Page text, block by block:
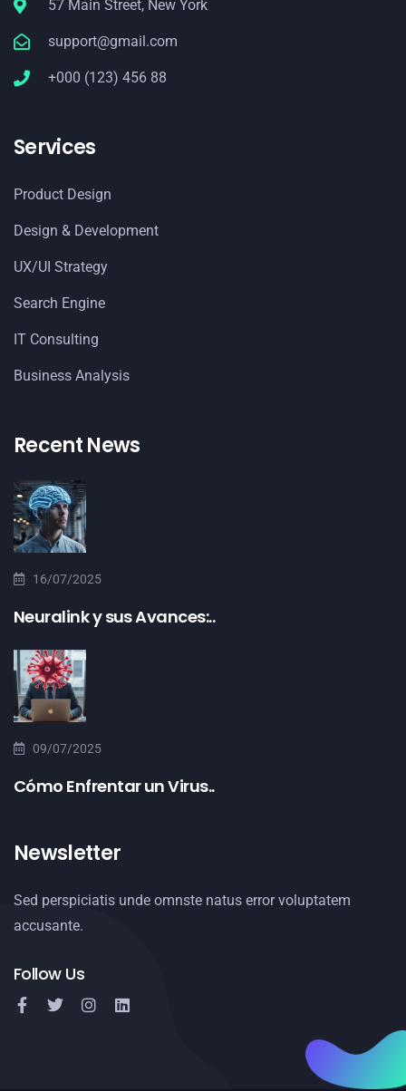
57 Main Street, New York
support@gmail.com
+000 (123) 456 88
Services
Product Design
Design & Development
UX/UI Strategy
Search Engine
IT Consulting
Business Analysis
Recent News
16/07/2025
Neuralink y sus Avances:..
09/07/2025
Cómo Enfrentar un Virus..
Newsletter
Sed perspiciatis unde omnste natus error voluptatem
accusante.
Follow Us